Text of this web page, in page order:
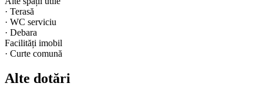
· Terasă
· WC serviciu
· Debara
Facilități imobil
· Curte comună
Alte dotări